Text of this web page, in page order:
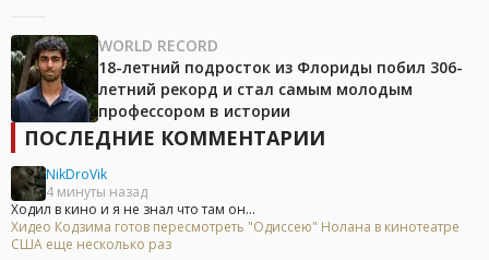
WORLD RECORD
18-летний подросток из Флориды побил 306-
летний рекорд и стал самым молодым
профессором в истории
ПОСЛЕДНИЕ КОММЕНТАРИИ
NikDroVik
4 минуты назад
Ходил в кино и я не знал что там он...
Хидео Кодзима готов пересмотреть "Одиссею" Нолана в кинотеатре
США еще несколько раз